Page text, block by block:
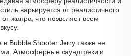
варьируется от реалистичного
жанра, что позволяет всем
в Bubble Shooter Jerry также не
Атмосферные саундтреки и